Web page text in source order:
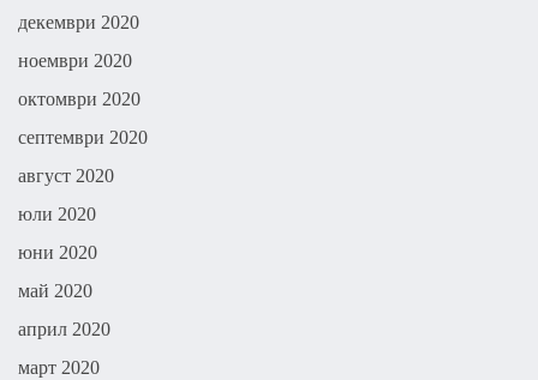
декември 2020
ноември 2020
октомври 2020
септември 2020
август 2020
юли 2020
юни 2020
май 2020
април 2020
март 2020